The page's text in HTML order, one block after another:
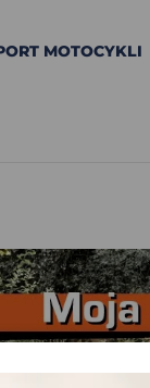
MOTOCYKLI